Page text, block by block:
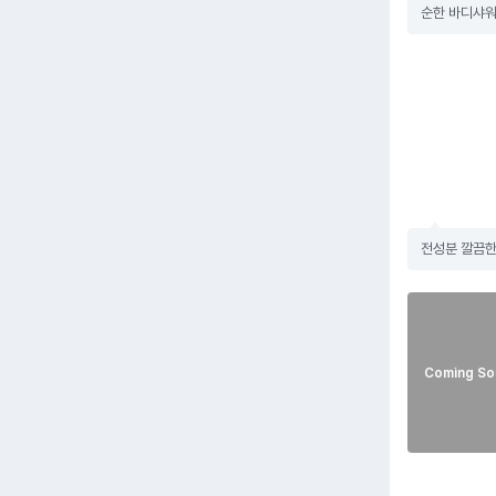
순한 바디샤워
전성분 깔끔
Coming